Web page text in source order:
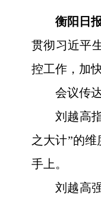
衡阳日
贯彻习近平
控工作，加
会议传
刘越高
之大计”的
手上。
刘越高